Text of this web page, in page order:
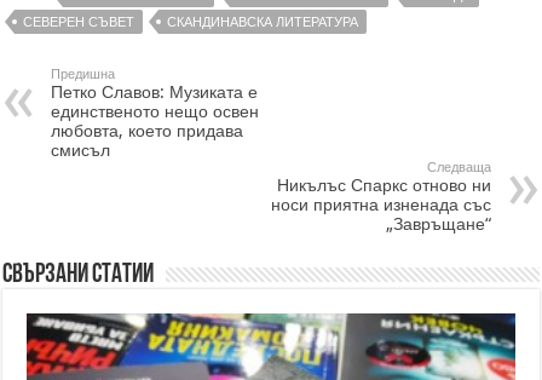
СЕВЕРЕН СЪВЕТ
СКАНДИНАВСКА ЛИТЕРАТУРА
Предишна
Петко Славов: Музиката е
единственото нещо освен
любовта, което придава
смисъл
Следваща
Никълъс Спаркс отново ни
носи приятна изненада със
„Завръщане“
Свързани статии